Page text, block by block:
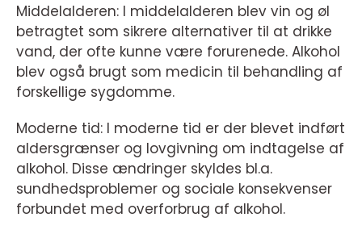
Middelalderen: I middelalderen blev vin og øl
betragtet som sikrere alternativer til at drikke
vand, der ofte kunne være forurenede. Alkohol
blev også brugt som medicin til behandling af
forskellige sygdomme.
Moderne tid: I moderne tid er der blevet indført
aldersgrænser og lovgivning om indtagelse af
alkohol. Disse ændringer skyldes bl.a.
sundhedsproblemer og sociale konsekvenser
forbundet med overforbrug af alkohol.